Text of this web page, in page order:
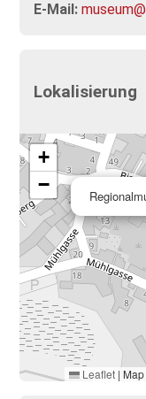
E-Mail:
Lokalisierung
+
−
Leaflet |